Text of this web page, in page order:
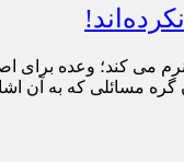
می کند؛ وعده‌
آن اشاره می‌کنیم حتی